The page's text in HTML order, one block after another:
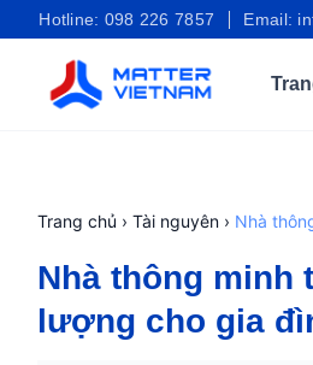
qua
Email:
Hotline: 098 226 7857
Trang chủ › Tài nguyên› Nhà
Nhà thông minh
lượng cho gia